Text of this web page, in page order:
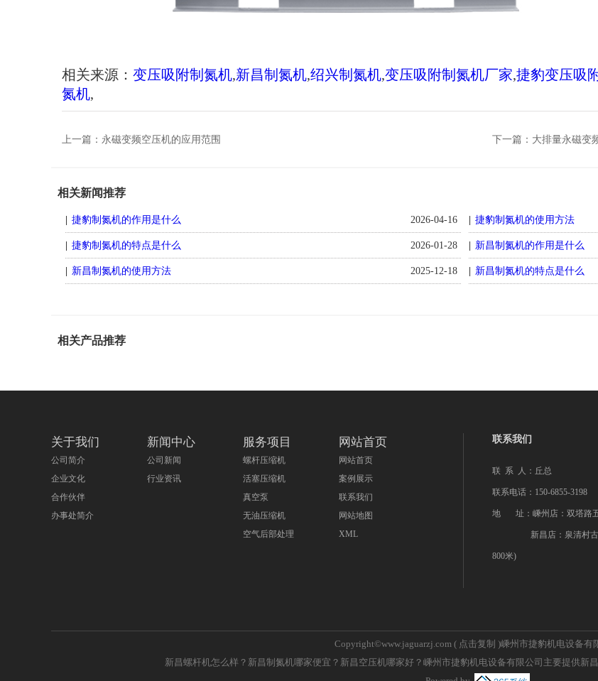
相关来源： 变压吸附制氮机,新昌制氮机,绍兴制氮机,变压吸附制氮机厂家,捷豹变压吸
氮机,
上一篇： 永磁变频空压机的应用范围 下一篇： 大排量永磁变
相关新闻推荐
捷豹制氮机的作用是什么 2026-04-16 捷豹制氮机的使用方法
捷豹制氮机的特点是什么 2026-01-28 新昌制氮机的作用是什么
新昌制氮机的使用方法 2025-12-18 新昌制氮机的特点是什么
相关产品推荐
关于我们
公司简介
企业文化
合作伙伴
办事处简介
新闻中心
公司新闻
行业资讯
服务项目
螺杆压缩机
活塞压缩机
真空泵
无油压缩机
空气后部处理
网站首页
网站首页
案例展示
联系我们
网站地图
XML
联系我们
联 系 人：丘总
联系电话：150-6855-3198
地 址：嵊州店：双塔路五
新昌店：泉清村古树
800米)
Copyright©www.jaguarzj.com( 点击复制 )嵊州市捷豹机电设备有
新昌螺杆机怎么样？新昌制氮机哪家便宜？新昌空压机哪家好？嵊州市捷豹机电设备有限公司主要提供新